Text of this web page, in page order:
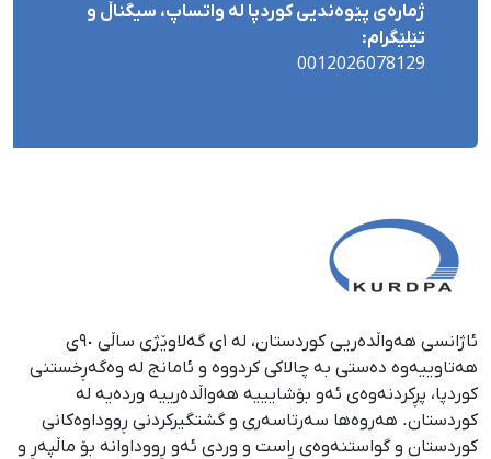
ژمارەی پێوەندیی کوردپا لە واتساپ، سیگناڵ و
تێلێگرام:
0012026078129
ئاژانسی هەواڵدەریی کوردستان، لە ١ی گەلاوێژی ساڵی ٩٠ی
هەتاوییەوە دەستی بە چالاکی کردووە و ئامانج لە وەگەڕخستنی
كوردپا، پڕكردنەوەی ئەو بۆشایییە هەواڵدەرییە وردەیە لە
كوردستان. هەروەها سەرتاسەری و گشتگیركردنی ڕووداوەكانی
كوردستان و گواستنەوەی ڕاست و وردی ئەو ڕووداوانە بۆ ماڵپەڕ و